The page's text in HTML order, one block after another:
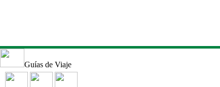
Guías de Viaje